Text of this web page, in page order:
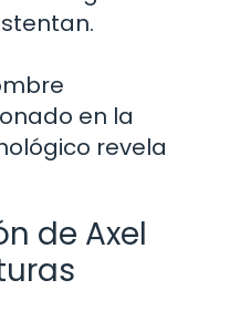
en la
revela
de Axel